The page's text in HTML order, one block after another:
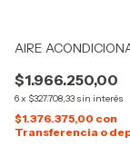
AIRE
$1.966.250,00
6x $327.708,33 sin interés
$1.376.375,00 con
Transferencia o